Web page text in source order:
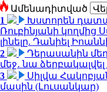
Ամենադիտված
1
Խստորեն
Ռուբինյանի կողմից
լինելը. Դանիել
2
Դերասանին
մեջ․ նա ձերբակալվել
3
Սիլվա
մասին (Լուսանկար)